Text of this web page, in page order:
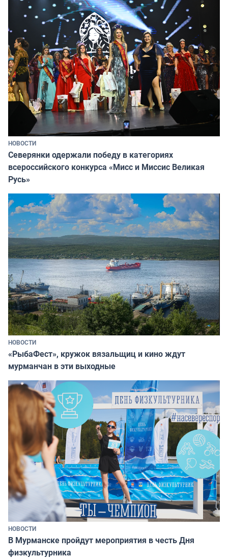
НОВОСТИ
Северянки одержали победу в категориях
всероссийского конкурса «Мисс и Миссис Великая
Русь»
НОВОСТИ
«РыбаФест», кружок вязальщиц и кино ждут
мурманчан в эти выходные
НОВОСТИ
В Мурманске пройдут мероприятия в честь Дня
физкультурника